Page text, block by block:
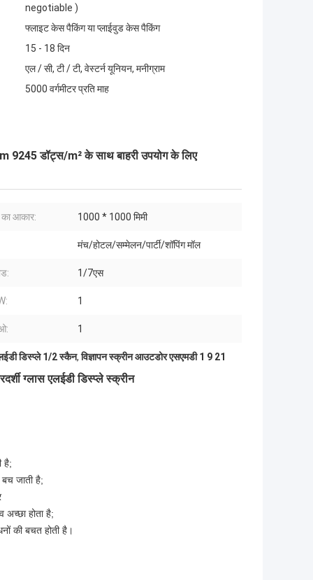
negotiable )
फ्लाइट केस पैकिंग या प्लाईवुड केस पैकिंग
15 - 18 दिन
एल / सी, टी / टी, वेस्टर्न यूनियन, मनीग्राम
5000 वर्गमीटर प्रति माह
9245 डॉट्स/m² के साथ बाहरी उपयोग के लिए
आकार: 1000 * 1000 मिमी
मंच/होटल/सम्मेलन/पार्टी/शॉपिंग मॉल
1/7एस
1
1
डिस्प्ले 1/2 स्कैन,विज्ञापन स्क्रीन आउटडोर एसएमडी 1 9 21
ग्लास एलईडी डिस्प्ले स्क्रीन
है;
जाती है;
अच्छा होता है;
की बचत होती है।